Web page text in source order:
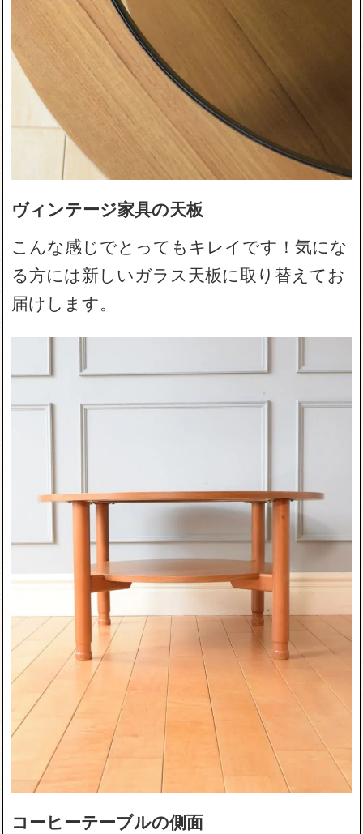
ヴィンテージ家具の天板
こんな感じでとってもキレイです！気にな
る方には新しいガラス天板に取り替えてお
届けします。
コーヒーテーブルの側面